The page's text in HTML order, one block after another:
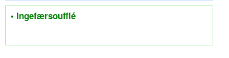
• Ingefærsoufflé